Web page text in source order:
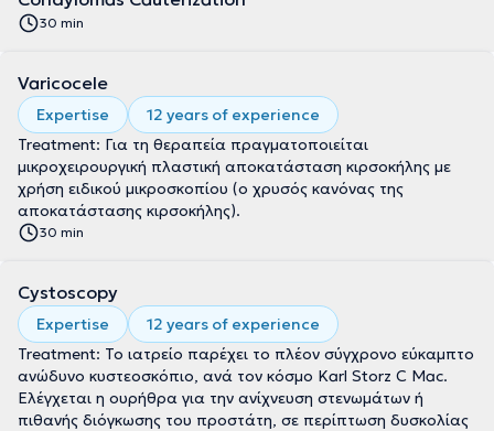
30 min
Varicocele
Expertise
12 years of experience
Treatment: Για τη θεραπεία πραγματοποιείται
μικροχειρουργική πλαστική αποκατάσταση κιρσοκήλης με
χρήση ειδικού μικροσκοπίου (ο χρυσός κανόνας της
αποκατάστασης κιρσοκήλης).
30 min
Cystoscopy
Expertise
12 years of experience
Treatment: Το ιατρείο παρέχει το πλέον σύγχρονο εύκαμπτο
ανώδυνο κυστεοσκόπιο, ανά τον κόσμο Karl Storz C Mac.
Ελέγχεται η ουρήθρα για την ανίχνευση στενωμάτων ή
πιθανής διόγκωσης του προστάτη, σε περίπτωση δυσκολίας